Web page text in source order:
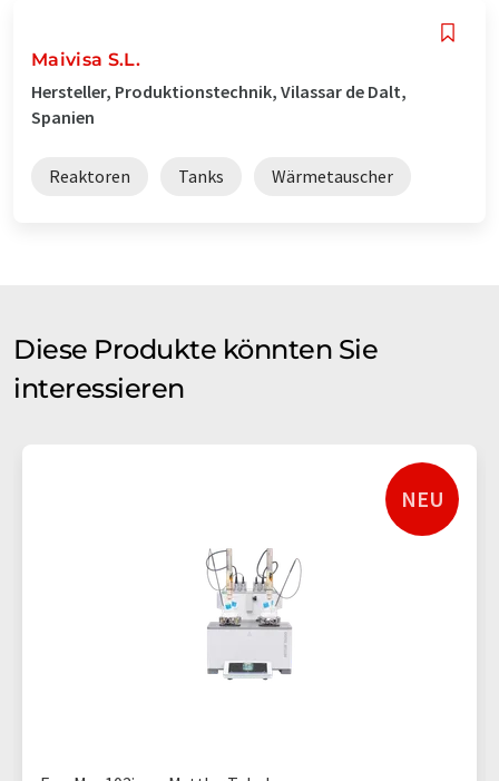
Maivisa S.L.
Hersteller, Produktionstechnik, Vilassar de Dalt,
Spanien
Reaktoren Tanks Wärmetauscher
Diese Produkte könnten Sie
interessieren
NEU